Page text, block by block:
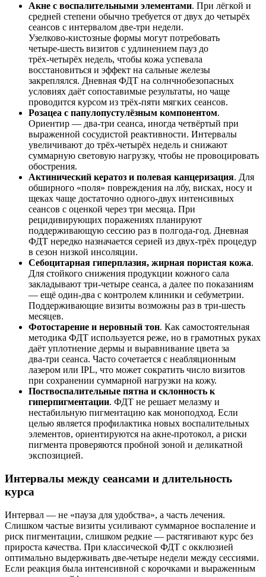
Акне с воспалительными элементами. При лёгкой и
средней степени обычно требуется от двух до четырёх
сеансов с интервалом две‑три недели.
Узелково‑кистозные формы могут потребовать
четыре‑шесть визитов с удлинением пауз до
трёх‑четырёх недель, чтобы кожа успевала
восстановиться и эффект на сальные железы
закреплялся. Дневная ФДТ на солнчнобезопасных
условиях даёт сопоставимые результаты, но чаще
проводится курсом из трёх‑пяти мягких сеансов.
Розацеа с папулопустулёзным компонентом.
Ориентир — два‑три сеанса, иногда четвёртый при
выраженной сосудистой реактивности. Интервалы
увеличивают до трёх‑четырёх недель и снижают
суммарную световую нагрузку, чтобы не провоцировать
обострения.
Актинический кератоз и полевая канцеризация. Для
обширного «поля» повреждения на лбу, висках, носу и
щеках чаще достаточно одного‑двух интенсивных
сеансов с оценкой через три месяца. При
рецидивирующих поражениях планируют
поддерживающую сессию раз в полгода‑год. Дневная
ФДТ нередко назначается серией из двух‑трёх процедур
в сезон низкой инсоляции.
Себоцитарная гиперплазия, жирная пористая кожа.
Для стойкого снижения продукции кожного сала
закладывают три‑четыре сеанса, а далее по показаниям
— ещё один‑два с контролем клиники и себуметрии.
Поддерживающие визиты возможны раз в три‑шесть
месяцев.
Фотостарение и неровный тон. Как самостоятельная
методика ФДТ используется реже, но в грамотных руках
даёт уплотнение дермы и выравнивание цвета за
два‑три сеанса. Часто сочетается с неабляционным
лазером или IPL, что может сократить число визитов
при сохранении суммарной нагрузки на кожу.
Поствоспалительные пятна и склонность к
гиперпигментации. ФДТ не решает мелазму и
нестабильную пигментацию как моноподход. Если
целью является профилактика новых воспалительных
элементов, ориентируются на акне‑протокол, а риски
пигмента проверяются пробной зоной и деликатной
экспозицией.
Интервалы между сеансами и длительность
курса
Интервал — не «пауза для удобства», а часть лечения.
Слишком частые визиты усиливают суммарное воспаление и
риск пигментации, слишком редкие — растягивают курс без
прироста качества. При классической ФДТ с окклюзией
оптимально выдерживать две‑четыре недели между сессиями.
Если реакция была интенсивной с корочками и выраженным